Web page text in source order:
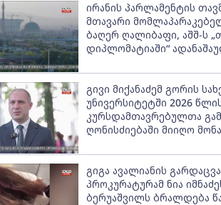
ირანის პარლამენტის
მთავარი
ბაღერ ღალიბაფი, აშშ-ს
დიპლომატიაში“
გივი მიქანაძემ გორის
უნივერსიტეტში 2026
კურსდამთავრებულთა
ღონისძიებაში მიიღო
გიგა ავალიანის
პროკურატურამ ნია
ბერუაშვილს ბრალდება